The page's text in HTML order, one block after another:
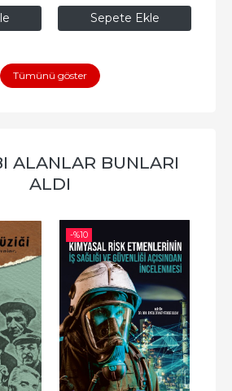
Sepete Ekle
Tümünü göster
ALANLAR BUNLARI
ALDI
-%10